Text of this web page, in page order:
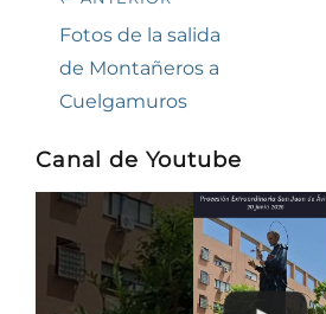
de
entradas
Entrada
anterior:
Fotos de la salida
de Montañeros a
Cuelgamuros
Canal de Youtube